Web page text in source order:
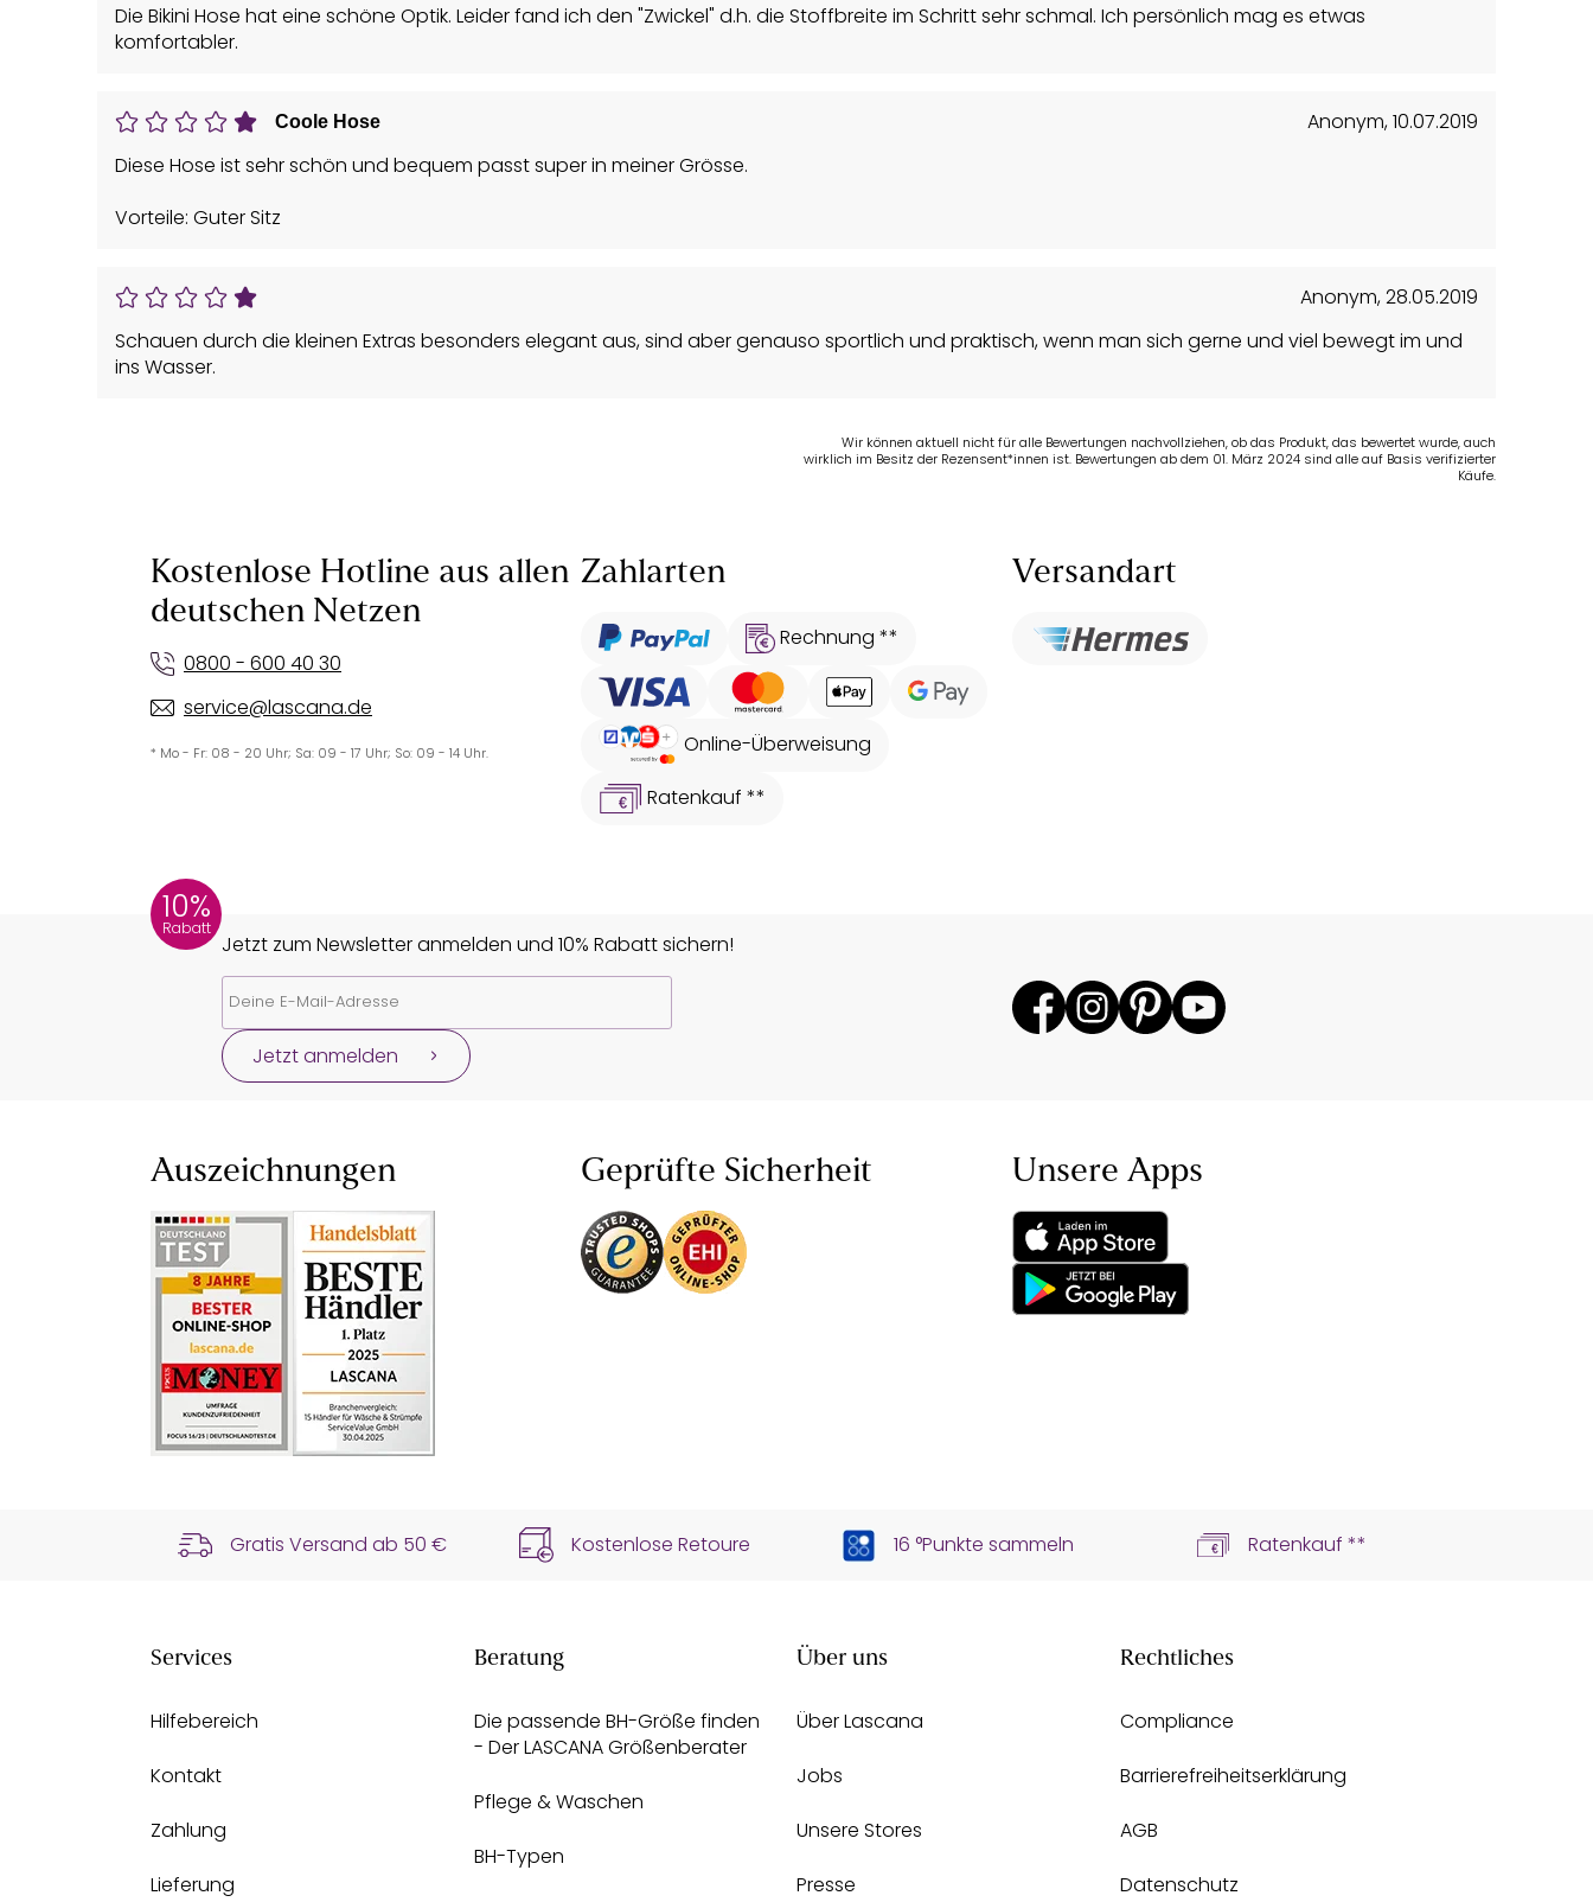
Die Bikini Hose hat eine schöne Optik. Leider fand ich den "Zwickel" d.h. die Stoffbreite im Schritt sehr schmal. Ich persönlich mag es etwas
komfortabler.
Coole Hose Anonym,10.07.2019
Diese Hose ist sehr schön und bequem passt super in meiner Grösse.
Vorteile: Guter Sitz
Anonym,28.05.2019
Schauen durch die kleinen Extras besonders elegant aus, sind aber genauso sportlich und praktisch, wenn man sich gerne und viel bewegt im und
ins Wasser.
Wir können aktuell nicht für alle Bewertungen nachvollziehen, ob das Produkt, das bewertet wurde, auch
wirklich im Besitz der Rezensent*innen ist. Bewertungen ab dem 01. März 2024 sind alle auf Basis verifizierter
Käufe.
Kostenlose Hotline aus allen
deutschen Netzen
0800 - 600 40 30
service@lascana.de
* Mo - Fr: 08 - 20 Uhr; Sa: 09 - 17 Uhr; So: 09 - 14 Uhr.
Zahlarten
Rechnung **
Online-Überweisung
Ratenkauf **
Versandart
10%
Rabatt
Jetzt zum Newsletter anmelden und 10% Rabatt sichern!
Jetzt anmelden
Auszeichnungen Geprüfte Sicherheit Unsere Apps
Gratis Versand ab 50 € Kostenlose Retoure 16 °Punkte sammeln Ratenkauf **
Services
Hilfebereich
Kontakt
Zahlung
Lieferung
Beratung
Die passende BH-Größe finden
- Der LASCANA Größenberater
Pflege & Waschen
BH-Typen
Über uns
Über Lascana
Jobs
Unsere Stores
Presse
Rechtliches
Compliance
Barrierefreiheitserklärung
AGB
Datenschutz